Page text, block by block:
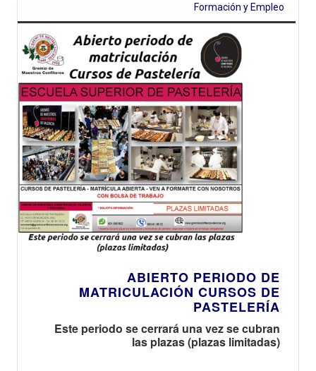
Formación y Empleo
ABIERTO PERIODO DE
MATRICULACIÓN CURSOS DE
PASTELERÍA
Este periodo se cerrará una vez se cubran
las plazas (plazas limitadas)